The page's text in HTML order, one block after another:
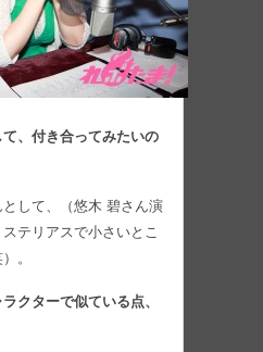
、付き合ってみたいの
して、（悠木 碧さん演
テリアスで小さいとこ
。
クターで似ている点、